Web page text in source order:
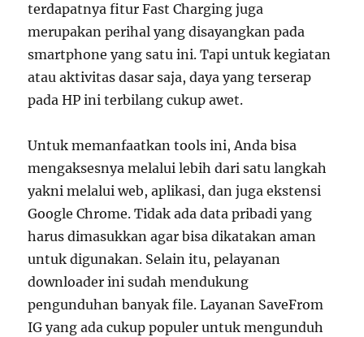
terdapatnya fitur Fast Charging juga
merupakan perihal yang disayangkan pada
smartphone yang satu ini. Tapi untuk kegiatan
atau aktivitas dasar saja, daya yang terserap
pada HP ini terbilang cukup awet.
Untuk memanfaatkan tools ini, Anda bisa
mengaksesnya melalui lebih dari satu langkah
yakni melalui web, aplikasi, dan juga ekstensi
Google Chrome. Tidak ada data pribadi yang
harus dimasukkan agar bisa dikatakan aman
untuk digunakan. Selain itu, pelayanan
downloader ini sudah mendukung
pengunduhan banyak file. Layanan SaveFrom
IG yang ada cukup populer untuk mengunduh